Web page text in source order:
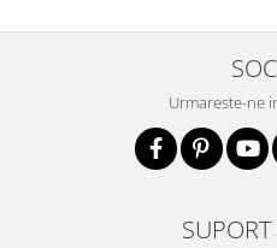
Urmareste-ne